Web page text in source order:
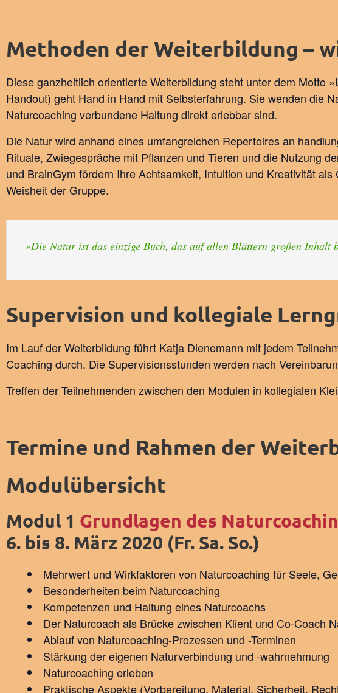
Methoden der Weiterbildung –
Diese ganzheitlich orientierte Weiterbildung steht unter dem Motto
Handout) geht Hand in Hand mit Selbsterfahrung. Sie wenden die
Naturcoaching verbundene Haltung direkt erlebbar sind.
Die Natur wird anhand eines umfangreichen Repertoires an
Rituale, Zwiegespräche mit Pflanzen und Tieren und die Nutzung
und BrainGym fördern Ihre Achtsamkeit, Intuition und Kreativität
Weisheit der Gruppe.
»Die Natur ist das einzige Buch, das auf allen Blättern großen Inhalt
Supervision und kollegiale
Im Lauf der Weiterbildung führt Katja Dienemann mit jedem
Coaching durch. Die Supervisionsstunden werden nach
Treffen der Teilnehmenden zwischen den Modulen in kollegialen
Termine und Rahmen der
Modulübersicht
Modul 1 Grundlagen des
6. bis 8. März 2020 (Fr. Sa. So.)
Mehrwert und Wirkfaktoren von Naturcoaching für Seele,
Besonderheiten beim Naturcoaching
Kompetenzen und Haltung eines Naturcoachs
Der Naturcoach als Brücke zwischen Klient und Co-Coach
Ablauf von Naturcoaching-Prozessen und -Terminen
Stärkung der eigenen Naturverbindung und -wahrnehmung
Naturcoaching erleben
Praktische Aspekte (Vorbereitung, Material, Sicherheit,